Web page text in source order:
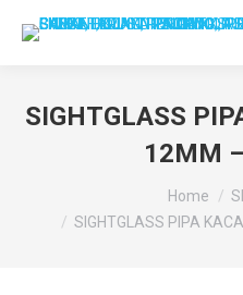
SIGHTGLASS
12MM
Home
SIGHTGLASS PIPA